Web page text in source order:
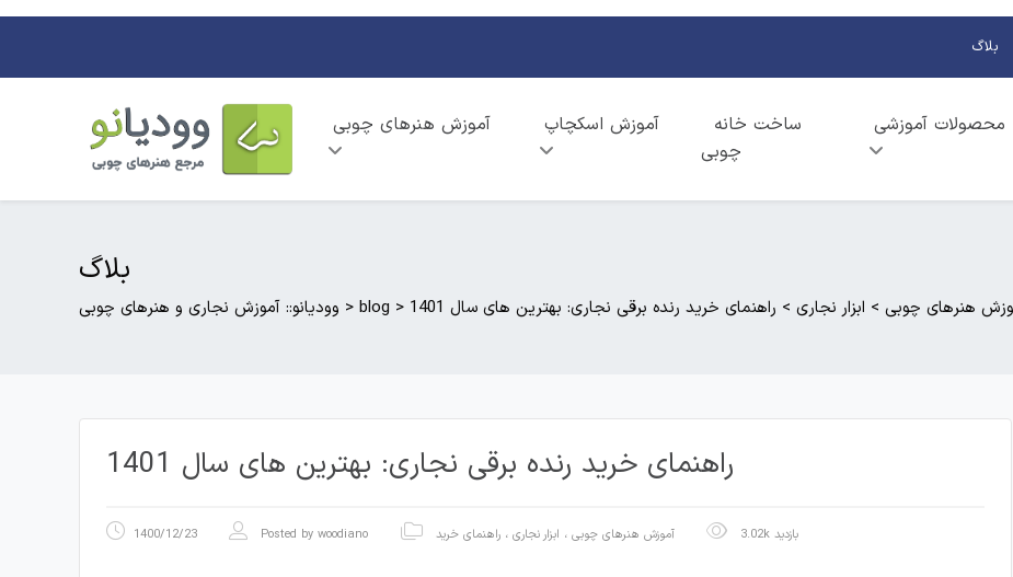
بلاگ
آموزش هنرهای چوبی آموزش اسکچاپ
ساخت خانه
چوبی
محصولات آموزشی
بلاگ
وودیانو:: آموزش نجاری و هنرهای چوبی > blog > هنرهای چوبی > ابزار نجاری > راهنمای خرید رنده برقی نجاری: بهترین های سال 1401
راهنمای خرید رنده برقی نجاری: بهترین های سال 1401
1400/12/23 Posted by woodiano آموزش هنرهای چوبی ، ابزار نجاری ، راهنمای خرید 3.02k بازدید